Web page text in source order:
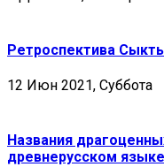
Ретроспектива
12 Июн 2021, Суббота
Названия
древнерусском языке